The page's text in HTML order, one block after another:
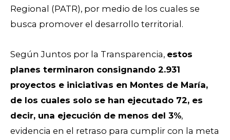
Regional (PATR), por medio de los cuales se
busca promover el desarrollo territorial.
Según Juntos por la Transparencia, estos
planes terminaron consignando 2.931
proyectos e iniciativas en Montes de María,
de los cuales solo se han ejecutado 72, es
decir, una ejecución de menos del 3%,
evidencia en el retraso para cumplir con la meta